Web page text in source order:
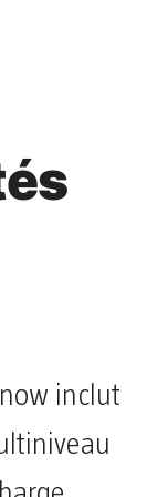
inclut